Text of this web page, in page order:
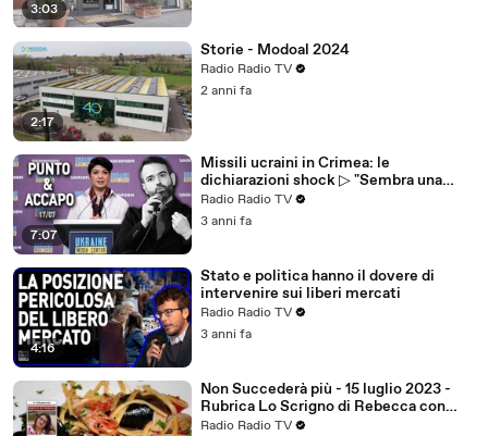
3:03
2:17
Storie - Modoal 2024
Radio Radio TV
2 anni fa
7:07
Missili ucraini in Crimea: le
dichiarazioni shock ▷ "Sembra una
pulizia etnica"
Radio Radio TV
3 anni fa
4:16
Stato e politica hanno il dovere di
intervenire sui liberi mercati
Radio Radio TV
3 anni fa
Non Succederà più - 15 luglio 2023 -
Rubrica Lo Scrigno di Rebecca con
Rebecca De Pasquale(GF14)
Radio Radio TV